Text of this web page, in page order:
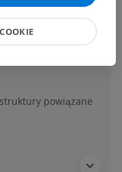
>
powiązane